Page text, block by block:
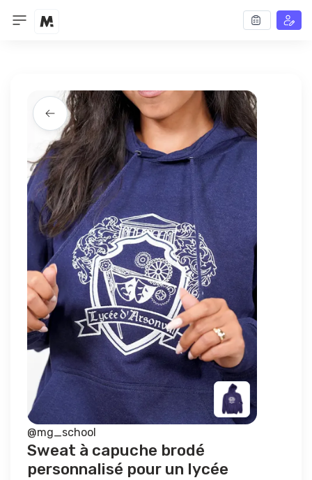
@mg_school
Sweat à capuche brodé
personnalisé pour un lycée